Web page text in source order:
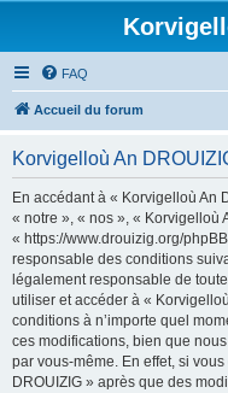
FAQ
Accueil du forum
Korvigelloù An
En accédant à « Korvigelloù An
« notre », « nos », « Korvigelloù
« https://www.drouizig.org/
responsable des conditions
légalement responsable de
utiliser et accéder à «
conditions à n’importe quel
ces modifications, bien que
par vous-même. En effet, si
DROUIZIG » après que des